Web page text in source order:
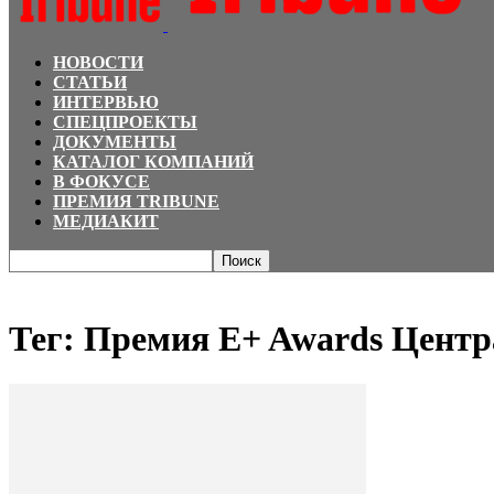
НОВОСТИ
СТАТЬИ
ИНТЕРВЬЮ
СПЕЦПРОЕКТЫ
ДОКУМЕНТЫ
КАТАЛОГ КОМПАНИЙ
В ФОКУСЕ
ПРЕМИЯ TRIBUNE
МЕДИАКИТ
Тег: Премия E+ Awards